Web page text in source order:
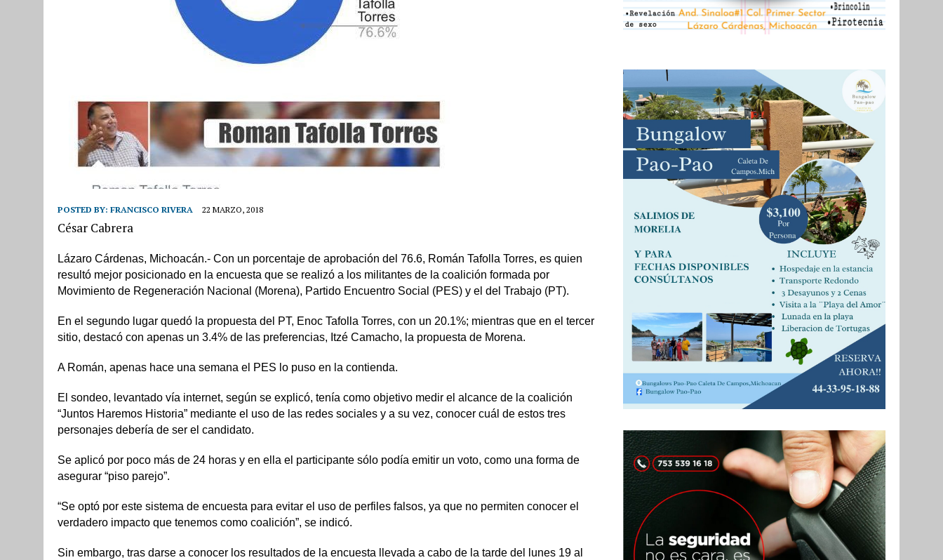
POSTED BY: FRANCISCO RIVERA 22 MARZO, 2018
César Cabrera
Lázaro Cárdenas, Michoacán.- Con un porcentaje de aprobación del 76.6, Román Tafolla Torres, es quien
resultó mejor posicionado en la encuesta que se realizó a los militantes de la coalición formada por
Movimiento de Regeneración Nacional (Morena), Partido Encuentro Social (PES) y el del Trabajo (PT).
En el segundo lugar quedó la propuesta del PT, Enoc Tafolla Torres, con un 20.1%; mientras que en el tercer
sitio, destacó con apenas un 3.4% de las preferencias, Itzé Camacho, la propuesta de Morena.
A Román, apenas hace una semana el PES lo puso en la contienda.
El sondeo, levantado vía internet, según se explicó, tenía como objetivo medir el alcance de la coalición
“Juntos Haremos Historia” mediante el uso de las redes sociales y a su vez, conocer cuál de estos tres
personajes debería de ser el candidato.
Se aplicó por poco más de 24 horas y en ella el participante sólo podía emitir un voto, como una forma de
asegurar “piso parejo”.
“Se optó por este sistema de encuesta para evitar el uso de perfiles falsos, ya que no permiten conocer el
verdadero impacto que tenemos como coalición”, se indicó.
Sin embargo, tras darse a conocer los resultados de la encuesta llevada a cabo de la tarde del lunes 19 al